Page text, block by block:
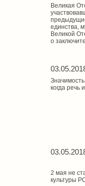
Великая
единства,
Великой
о
когда речь
2 мая не
культуры